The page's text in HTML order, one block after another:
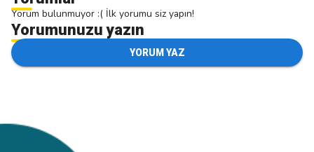
Yorum bulunmuyor :( İlk yorumu siz yapın!
Yorumunuzu yazın
YORUM YAZ